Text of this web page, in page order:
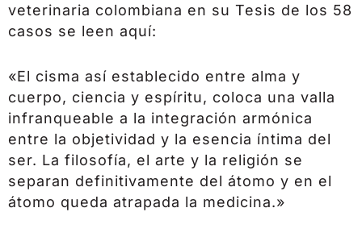
veterinaria colombiana en su Tesis de los 58
casos se leen aquí:
«El cisma así establecido entre alma y
cuerpo, ciencia y espíritu, coloca una valla
infranqueable a la integración armónica
entre la objetividad y la esencia íntima del
ser. La filosofía, el arte y la religión se
separan definitivamente del átomo y en el
átomo queda atrapada la medicina.»